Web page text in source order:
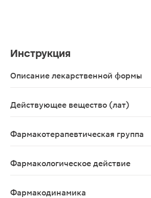
Инструкция
Описание лекарственной формы
Действующее вещество (лат)
Фармакотерапевтическая группа
Фармакологическое действие
Фармакодинамика